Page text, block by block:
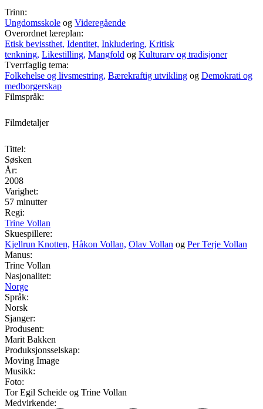
Trinn:
Ungdomsskole og Videregående
Overordnet læreplan:
Etisk bevissthet, Identitet, Inkludering, Kritisk
tenkning, Likestilling, Mangfold og Kulturarv og tradisjoner
Tverrfaglig tema:
Folkehelse og livsmestring, Bærekraftig utvikling og Demokrati og
medborgerskap
Filmspråk:
Filmdetaljer
Tittel:
Søsken
År:
2008
Varighet:
57 minutter
Regi:
Trine Vollan
Skuespillere:
Kjellrun Knotten, Håkon Vollan, Olav Vollan og Per Terje Vollan
Manus:
Trine Vollan
Nasjonalitet:
Norge
Språk:
Norsk
Sjanger:
Produsent:
Marit Bakken
Produksjonsselskap:
Moving Image
Musikk:
Foto:
Tor Egil Scheide og Trine Vollan
Medvirkende: